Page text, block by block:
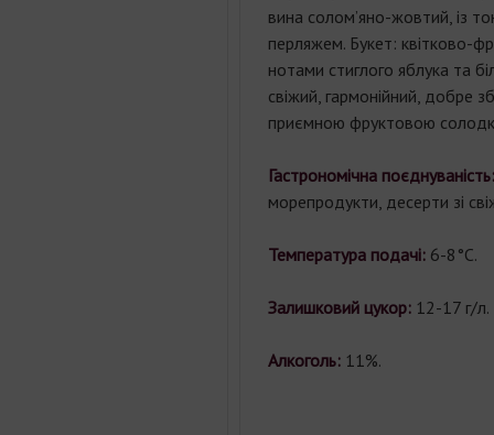
вина cолом’яно-жовтий, із
перляжем. Букет: квітково-
нотами стиглого яблука та
свіжий, гармонійний, добре
приємною фруктовою
Гастрономічна
морепродукти, десерти зі
Температура подачі: 6-8°С.
Залишковий цукор:12-17 г/л.
Алкоголь:11%.